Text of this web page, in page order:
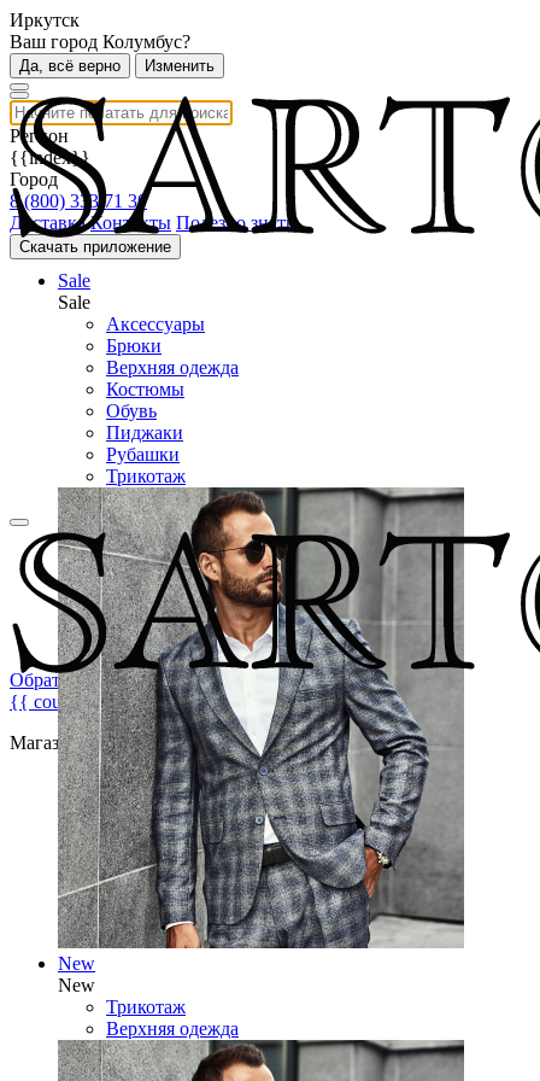
Иркутск
Ваш город Колумбус?
Да, всё верно Изменить
Регион
{{index}}
Город
8 (800) 333 71 30
Доставка Контакты Полезно знать
Скачать приложение
Обратная связь
{{ count }}
Магазин брендовой мужской одежды
Sale
Sale
Аксессуары
Брюки
Верхняя одежда
Костюмы
Обувь
Пиджаки
Рубашки
Трикотаж
New
New
Трикотаж
Верхняя одежда